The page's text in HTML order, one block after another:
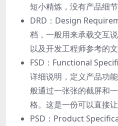
短小精炼，没有产品细节
DRD：Design
档，⼀般用来承载交互
以及开发⼯程师参考的⽂
FSD：Functional
详细说明，定义产品功
般通过⼀张张的截屏和
格。这是⼀份可以直接
PSD：Product